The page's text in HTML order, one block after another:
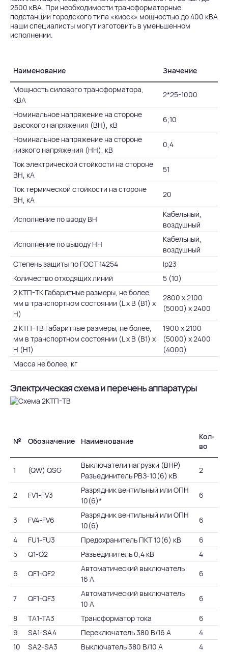
2500 кВА. При необходимости трансформаторные
подстанции городского типа «киоск» мощностью до 400 кВА
наши специалисты могут изготовить в уменьшенном
исполнении.
Наименование
Значение
Мощность силового трансформатора,
кВА
2*25-1000
Номинальное напряжение на стороне
высокого напряжения (ВН), кВ
6;10
Номинальное напряжение на стороне
низкого напряжения (НН), кВ
0,4
Ток электрической стойкости на стороне
ВН, кА
51
Ток термической стойкости на стороне
ВН, кА
20
Исполнение по вводу ВН
Кабельный,
воздушный
Исполнение по выводу НН
Кабельный,
воздушный
Степень защиты по ГОСТ 14254
Ip23
Количество отходящих линий
5 (10)
2 КТП-ТК Габаритные размеры, не более,
мм в транспортном состоянии (L х B (В1) х
H)
2800 х 2100
(5000) х 2400
2 КТП-ТВ Габаритные размеры, не более,
мм в транспортном состоянии (L х B (В1) х
H (Н1)
1900 х 2100
(5000) х 2400
(4000)
Масса не более, кг
Электрическая схема и перечень аппаратуры
№ Обозначение Наименование
Кол-
во
1 (QW) QSG
Выключатели нагрузки (ВНР)
Разъединитель РВЗ-10(6) кВ
2
2 FV1-FV3
Разрядник вентильный или ОПН
10(6)*
6
3 FV4-FV6
Разрядник вентильный или ОПН
10(6)
6
4 FU1-FU3 Предохранитель ПКТ 10(6) кВ
6
5
Q1-Q2 Разъединитель 0,4 кВ
4
6
QF1-QF2
Автоматический выключатель
16 А
6
7 QF1-QF3
Автоматический выключатель
10 А
6
8 TA1-TA3 Трансформатор тока
6
9
SA1-SA4 Переключатель 380 В/16 А
4
10
SA2-SA3 Выключатель 380 В/10 А 4